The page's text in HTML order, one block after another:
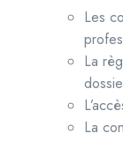
Les
La
La